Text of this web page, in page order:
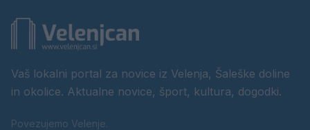
Vaš lokalni portal za novice iz Velenja, Šaleške doline
in okolice. Aktualne novice, šport, kultura, dogodki.
Povezujemo Velenje.